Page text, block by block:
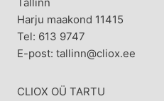
Harju maakond 11415
Tel: 613 9747
E-post: tallinn@cliox.ee
CLIOX OÜ TARTU